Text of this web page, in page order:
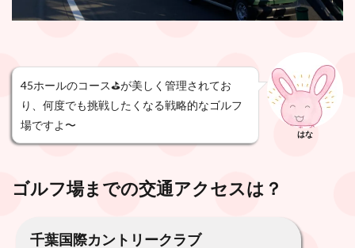
45ホールのコース⛳️が美しく管理されてお
り、何度でも挑戦したくなる戦略的なゴルフ
場ですよ〜
はな
ゴルフ場までの交通アクセスは？
千葉国際カントリークラブ